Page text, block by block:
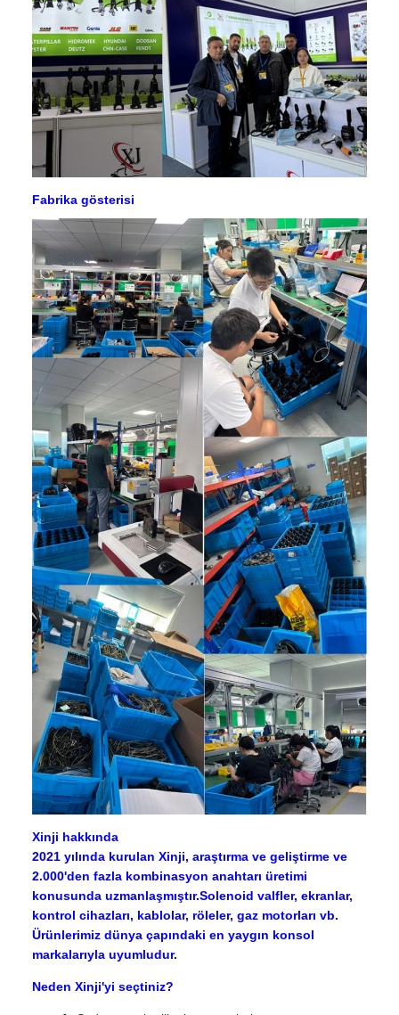
Fabrika gösterisi
Xinji hakkında
2021 yılında kurulan Xinji, araştırma ve geliştirme ve
2.000'den fazla kombinasyon anahtarı üretimi
konusunda uzmanlaşmıştır.Solenoid valfler, ekranlar,
kontrol cihazları, kablolar, röleler, gaz motorları vb.
Ürünlerimiz dünya çapındaki en yaygın konsol
markalarıyla uyumludur.
Neden Xinji'yi seçtiniz?